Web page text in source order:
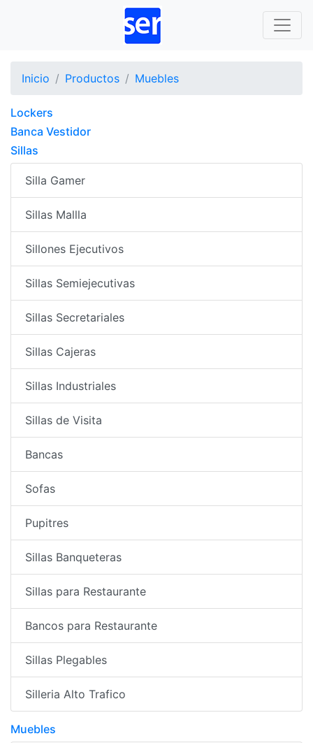
Inicio Productos Muebles
Lockers
Banca Vestidor
Sillas
Silla Gamer
Sillas Mallla
Sillones Ejecutivos
Sillas Semiejecutivas
Sillas Secretariales
Sillas Cajeras
Sillas Industriales
Sillas de Visita
Bancas
Sofas
Pupitres
Sillas Banqueteras
Sillas para Restaurante
Bancos para Restaurante
Sillas Plegables
Silleria Alto Trafico
Muebles